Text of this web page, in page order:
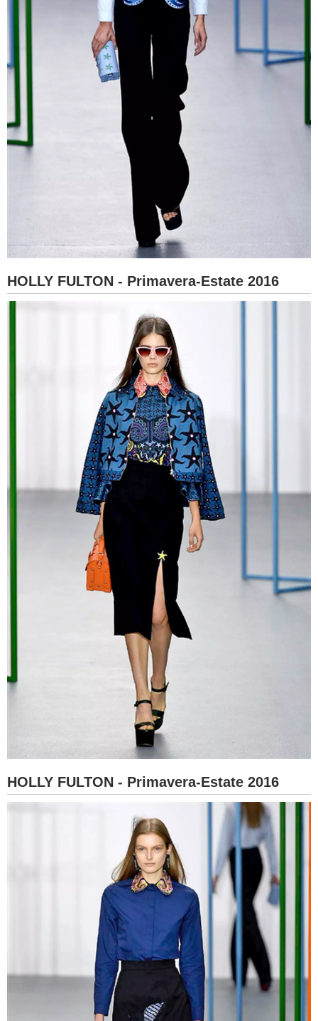
HOLLY FULTON - Primavera-Estate 2016
HOLLY FULTON - Primavera-Estate 2016